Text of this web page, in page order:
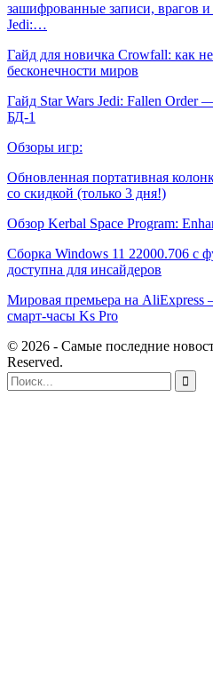
зашифрованные записи, врагов
Jedi:…
Гайд для новичка Crowfall: как не
бесконечности миров
Гайд Star Wars Jedi: Fallen Order
БД-1
Обзоры игр:
Обновленная портативная
со скидкой (только 3 дня!)
Обзор Kerbal Space Program:
Сборка Windows 11 22000.706 с
доступна для инсайдеров
Мировая премьера на AliExpress
смарт-часы Ks Pro
© 2026 - Самые последние
Reserved.